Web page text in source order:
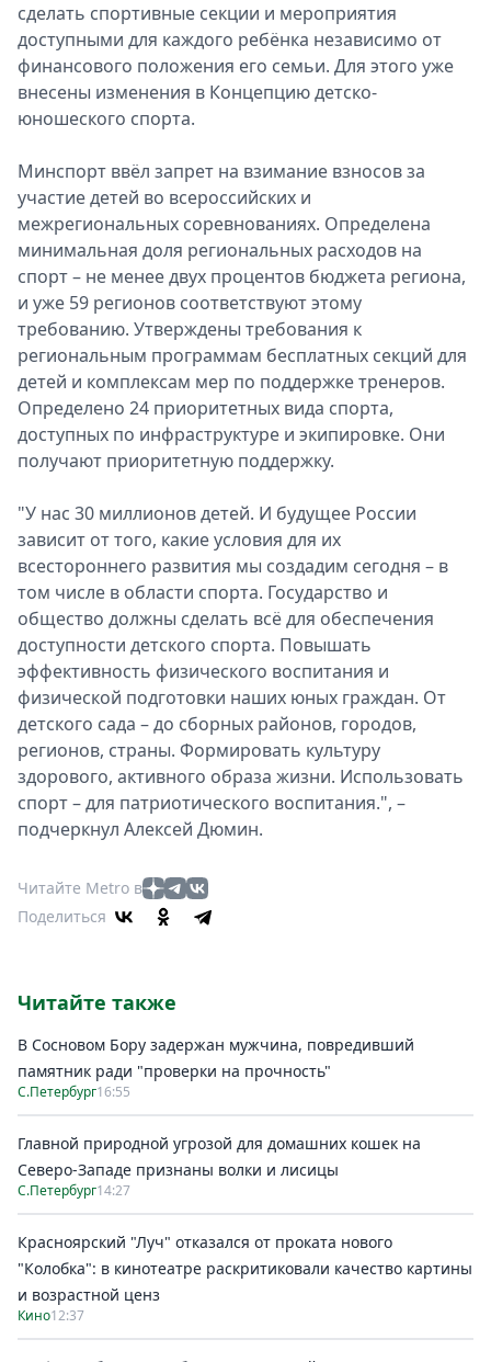
сделать спортивные секции и мероприятия
доступными для каждого ребёнка независимо от
финансового положения его семьи. Для этого уже
внесены изменения в Концепцию детско-
юношеского спорта.
Минспорт ввёл запрет на взимание взносов за
участие детей во всероссийских и
межрегиональных соревнованиях. Определена
минимальная доля региональных расходов на
спорт – не менее двух процентов бюджета региона,
и уже 59 регионов соответствуют этому
требованию. Утверждены требования к
региональным программам бесплатных секций для
детей и комплексам мер по поддержке тренеров.
Определено 24 приоритетных вида спорта,
доступных по инфраструктуре и экипировке. Они
получают приоритетную поддержку.
"У нас 30 миллионов детей. И будущее России
зависит от того, какие условия для их
всестороннего развития мы создадим сегодня – в
том числе в области спорта. Государство и
общество должны сделать всё для обеспечения
доступности детского спорта. Повышать
эффективность физического воспитания и
физической подготовки наших юных граждан. От
детского сада – до сборных районов, городов,
регионов, страны. Формировать культуру
здорового, активного образа жизни. Использовать
спорт – для патриотического воспитания.", –
подчеркнул Алексей Дюмин.
Читайте Metro в
Поделиться
Читайте также
В Сосновом Бору задержан мужчина, повредивший
памятник ради "проверки на прочность"
С.Петербург16:55
Главной природной угрозой для домашних кошек на
Северо-Западе признаны волки и лисицы
С.Петербург14:27
Красноярский "Луч" отказался от проката нового
"Колобка": в кинотеатре раскритиковали качество картины
и возрастной ценз
Кино12:37